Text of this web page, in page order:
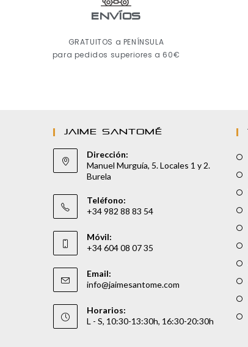
ENVÍOS
GRATUITOS a PENÍNSULA
para pedidos superiores a 60€
JAIME SANTOMÉ
Dirección:
Manuel Murguía, 5. Locales 1 y 2.
Burela
Teléfono:
+34 982 88 83 54
Móvil:
+34 604 08 07 35
Email:
info@jaimesantome.com
Horarios:
L - S, 10:30-13:30h, 16:30-20:30h